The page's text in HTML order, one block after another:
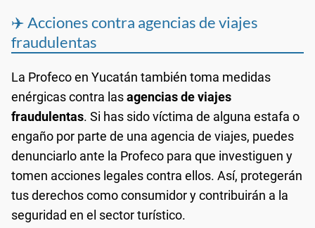
✈️ Acciones contra agencias de viajes
fraudulentas
La Profeco en Yucatán también toma medidas
enérgicas contra lasagencias de viajes
fraudulentas. Si has sido víctima de alguna estafa o
engaño por parte de una agencia de viajes, puedes
denunciarlo ante la Profeco para que investiguen y
tomen acciones legales contra ellos. Así, protegerán
tus derechos como consumidor y contribuirán a la
seguridad en el sector turístico.